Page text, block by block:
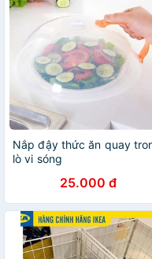
Nắp đậy thức ăn quay
lò vi sóng
25.000 đ